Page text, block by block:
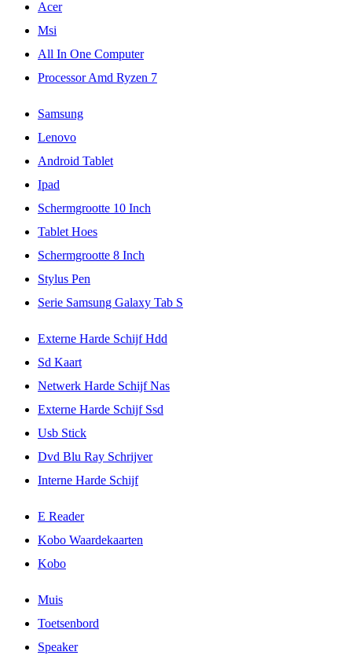
Acer
Msi
All In One Computer
Processor Amd Ryzen 7
Samsung
Lenovo
Android Tablet
Ipad
Schermgrootte 10 Inch
Tablet Hoes
Schermgrootte 8 Inch
Stylus Pen
Serie Samsung Galaxy Tab S
Externe Harde Schijf Hdd
Sd Kaart
Netwerk Harde Schijf Nas
Externe Harde Schijf Ssd
Usb Stick
Dvd Blu Ray Schrijver
Interne Harde Schijf
E Reader
Kobo Waardekaarten
Kobo
Muis
Toetsenbord
Speaker